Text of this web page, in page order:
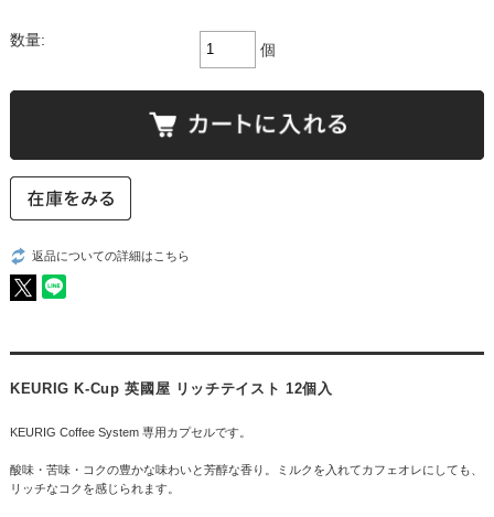
数量:
個
返品についての詳細はこちら
KEURIG K-Cup 英國屋 リッチテイスト 12個入
KEURIG Coffee System 専用カプセルです。
酸味・苦味・コクの豊かな味わいと芳醇な香り。ミルクを入れてカフェオレにしても、
リッチなコクを感じられます。